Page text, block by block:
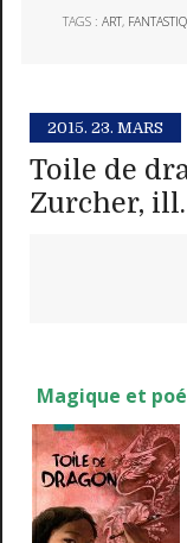
TAGS :ART,
2015. 23. MARS
Toile de
Zurcher,
Magique et